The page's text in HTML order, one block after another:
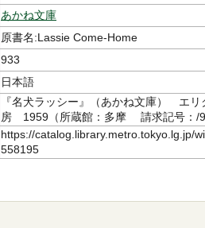
あかね文庫
原書名:Lassie Come-Home
933
日本語
『名犬ラッシー』（あかね文庫） エ
房 1959（所蔵館：多摩 請求記号：/
https://catalog.library.metro.tokyo.lg.jp/
558195